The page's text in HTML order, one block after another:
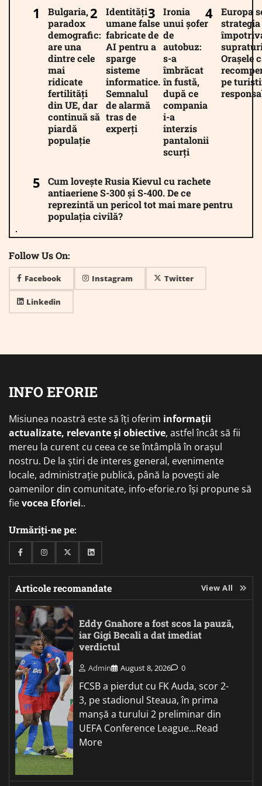
Bulgaria,
paradox
demografic:
are una
dintre cele
mai
ridicate
fertilități
din UE, dar
continuă să
piardă
populație
Identități
umane false
fabricate de
AI pentru a
sparge
sisteme
informatice.
Semnalul
de alarmă
tras de
experți
Ironia
unui șofer
de
autobuz:
s-a
îmbrăcat
în fustă,
după ce
compania
i-a
interzis
pantalonii
scurți
Europa
strategia
Orașele
pe
Cum lovește Rusia Kievul cu rachete
antiaeriene S-300 și S-400. De ce
reprezintă un pericol tot mai mare pentru
populația civilă?
Follow Us On:
Facebook Instagram Twitter
Linkedin
INFO EFORIE
Misiunea noastră este să îți oferim informații
actualizate, relevante și obiective, astfel încât să fii
mereu la curent cu ceea ce se întâmplă în orașul
nostru. De la știri de interes general, evenimente
locale, administrație publică, până la povești ale
oamenilor din comunitate, info-eforie.ro își propune să
fievocea Eforiei..
Urmăriți-ne pe:
FacebookInstagramTwitterLinkedin
Articole recomandate View All
Eddy Gnahore a fost scos la pauză,
iar Gigi Becali a dat imediat
verdictul
Admin August 8, 2026 0
FCSB a pierdut cu FK Auda, scor 2-
3, pe stadionul Steaua, în prima
manșă a turului 2 preliminar din
UEFA Conference League...Read
More